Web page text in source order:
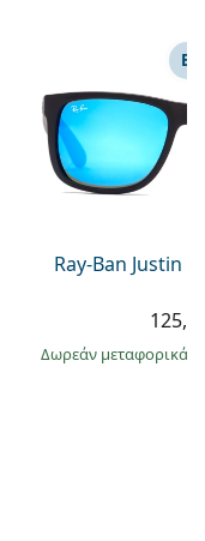
Ray-Ban Justin
Δωρεάν μεταφορικά